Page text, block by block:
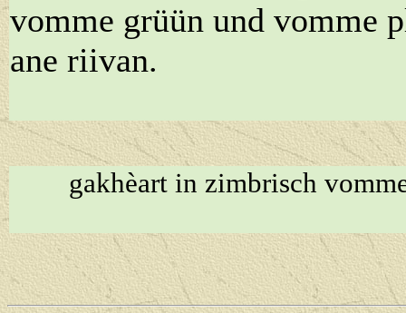
vomme grüün und vomme
ane riivan.
gakhèart in zimbrisch